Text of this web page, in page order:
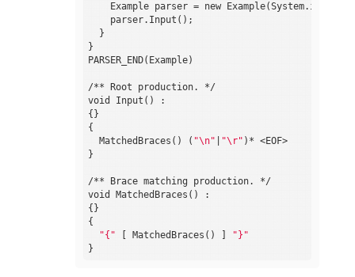
    Example parser = new Example(System.in);
    parser.Input();
  }
}
PARSER_END(Example)
/** Root production. */
void Input() :
{}
{
  MatchedBraces() (
"\n" "\r" )* <EOF>
}
/** Brace matching production. */
void MatchedBraces() :
{}
{
"{" [ MatchedBraces() ]
"}"